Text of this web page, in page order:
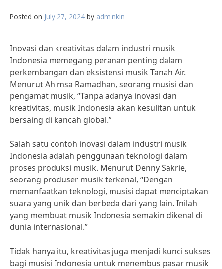
Posted on July 27, 2024 by adminkin
Inovasi dan kreativitas dalam industri musik
Indonesia memegang peranan penting dalam
perkembangan dan eksistensi musik Tanah Air.
Menurut Ahimsa Ramadhan, seorang musisi dan
pengamat musik, “Tanpa adanya inovasi dan
kreativitas, musik Indonesia akan kesulitan untuk
bersaing di kancah global.”
Salah satu contoh inovasi dalam industri musik
Indonesia adalah penggunaan teknologi dalam
proses produksi musik. Menurut Denny Sakrie,
seorang produser musik terkenal, “Dengan
memanfaatkan teknologi, musisi dapat menciptakan
suara yang unik dan berbeda dari yang lain. Inilah
yang membuat musik Indonesia semakin dikenal di
dunia internasional.”
Tidak hanya itu, kreativitas juga menjadi kunci sukses
bagi musisi Indonesia untuk menembus pasar musik